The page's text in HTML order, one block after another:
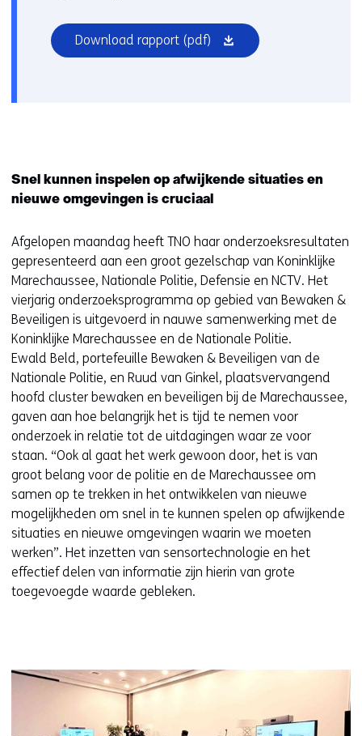
Download rapport (pdf) (opent
in
Snel kunnen inspelen op afwijkende situaties en
nieuwe omgevingen is cruciaal
Afgelopen maandag heeft TNO haar onderzoeksresultaten
gepresenteerd aan een groot gezelschap van Koninklijke
Marechaussee, Nationale Politie, Defensie en NCTV. Het
vierjarig onderzoeksprogramma op gebied van Bewaken &
Beveiligen is uitgevoerd in nauwe samenwerking met de
Koninklijke Marechaussee en de Nationale Politie.
Ewald Beld, portefeuille Bewaken & Beveiligen van de
Nationale Politie, en Ruud van Ginkel, plaatsvervangend
hoofd cluster bewaken en beveiligen bij de Marechaussee,
gaven aan hoe belangrijk het is tijd te nemen voor
onderzoek in relatie tot de uitdagingen waar ze voor
staan. “Ook al gaat het werk gewoon door, het is van
groot belang voor de politie en de Marechaussee om
samen op te trekken in het ontwikkelen van nieuwe
mogelijkheden om snel in te kunnen spelen op afwijkende
situaties en nieuwe omgevingen waarin we moeten
werken”. Het inzetten van sensortechnologie en het
effectief delen van informatie zijn hierin van grote
toegevoegde waarde gebleken.